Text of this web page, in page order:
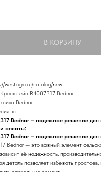
В КОРЗИНУ
westagro.ru/catalog/new
R4087317 Bednar
Bednar
шт
Bednar – надежное решение для
оплаты:
Bednar – надежное решение для
Bednar — это важный элемент
её надежность,
деталь позволяет избежать